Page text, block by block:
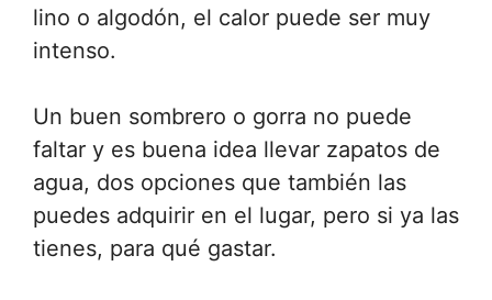
lino o algodón, el calor puede ser muy
intenso.
Un buen sombrero o gorra no puede
faltar y es buena idea llevar zapatos de
agua, dos opciones que también las
puedes adquirir en el lugar, pero si ya las
tienes, para qué gastar.